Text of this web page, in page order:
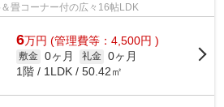
畳コーナー付の広々16帖LDK
6万円 (管理費等：4,500円 )
敷金 0ヶ月 礼金 0ヶ月
1階 / 1LDK / 50.42㎡